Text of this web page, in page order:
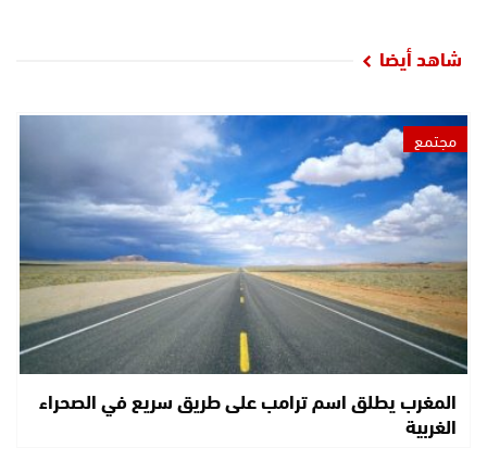
شاهد أيضا
مجتمع
المغرب يطلق اسم ترامب على طريق سريع في الصحراء
الغربية